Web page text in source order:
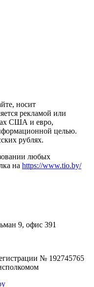
носит
рекламой или
США и евро,
целью.
рублях.
любых
на https://www.tio.by/
9, офис 391
№ 192745765